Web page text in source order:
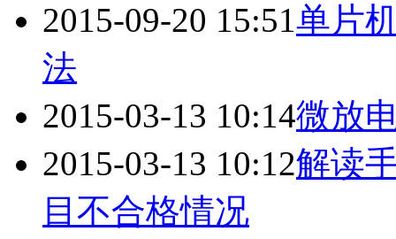
2015-09-20 15:51单片
法
2015-03-13 10:14微放
2015-03-13 10:12解读
目不合格情况